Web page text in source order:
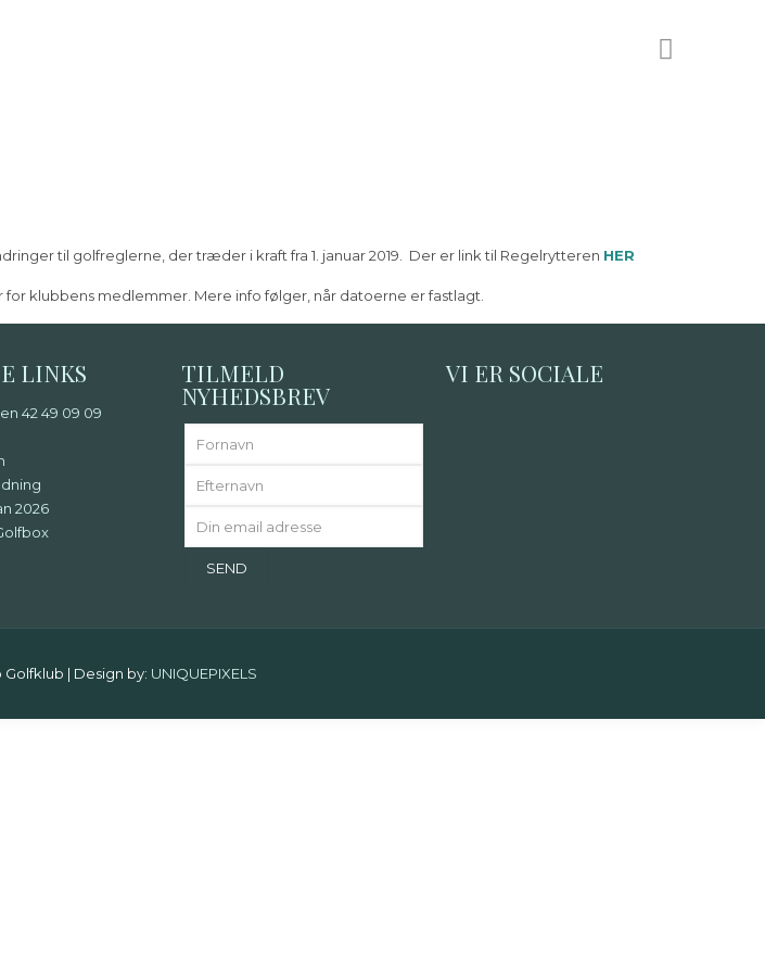
til golfreglerne, der træder i kraft fra 1. januar 2019. Der er link til Regelrytteren HER
klubbens medlemmer. Mere info følger, når datoerne er fastlagt.
LINKS
42 49 09 09
2026
TILMELD
NYHEDSBREV
VI ER SOCIALE
| Design by: UNIQUEPIXELS